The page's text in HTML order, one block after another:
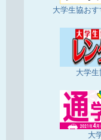
大学生協おす
大学
大